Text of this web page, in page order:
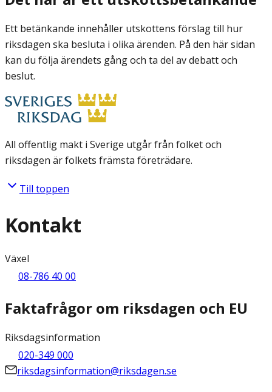
Ett betänkande innehåller utskottens förslag till hur
riksdagen ska besluta i olika ärenden. På den här sidan
kan du följa ärendets gång och ta del av debatt och
beslut.
All offentlig makt i Sverige utgår från folket och
riksdagen är folkets främsta företrädare.
Till toppen
Kontakt
Växel
08-786 40 00
Faktafrågor om riksdagen och EU
Riksdagsinformation
020-349 000
riksdagsinformation@riksdagen.se